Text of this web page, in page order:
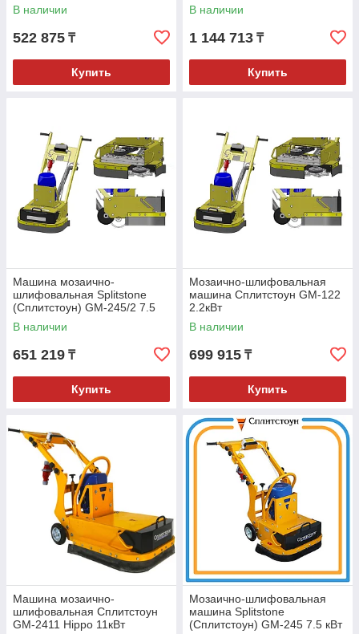
В наличии
522 875 ₸
Купить
В наличии
1 144 713 ₸
Купить
Машина мозаично-
шлифовальная Splitstone
(Сплитстоун) GM-245/2 7.5
кВт
В наличии
651 219 ₸
Купить
Мозаично-шлифовальная
машина Сплитстоун GM-122
2.2кВт
В наличии
699 915 ₸
Купить
Машина мозаично-
шлифовальная Сплитстоун
GM-2411 Hippo 11кВт
Мозаично-шлифовальная
машина Splitstone
(Сплитстоун) GM-245 7.5 кВт